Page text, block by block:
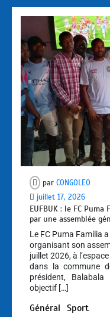
par CONGOLEO
juillet 17, 2026
EUFBUK : le FC
par une assemblée
Le FC Puma Familia
organisant son
juillet 2026, à
dans la commune
président,
objectif […]
Général Sport